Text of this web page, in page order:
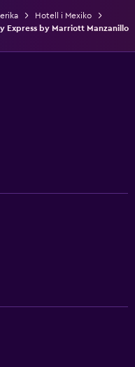
Hotell i Mexiko
Express by Marriott Manzanillo